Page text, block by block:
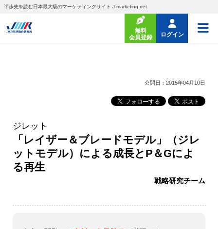
半歩先を読む日本最大級のマーケティングサイト J-marketing.net
無料
会員登録
ログイン
公開日：2015年04月10日
ジレット
「レイザー＆ブレードモデル」（ジレ
ットモデル）による成長とP＆Gによ
る再生
戦略研究チーム